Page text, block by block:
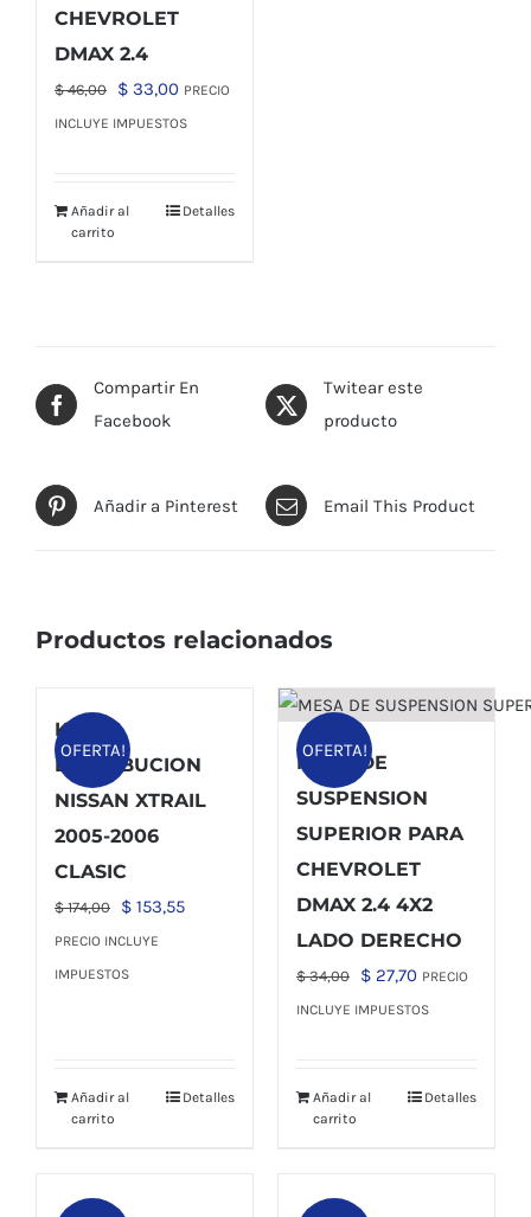
CHEVROLET
DMAX 2.4
$46,00
El
precio
$ 46,00.
$ 33,00El
precio
$ 33,00.
PRECIO
INCLUYE IMPUESTOS
Añadir al
carrito
Detalles
Compartir En
Facebook
Twitear este
producto
Añadir a Pinterest Email This Product
Productos relacionados
OFERTA!
KIT
DISTRIBUCION
NISSAN XTRAIL
2005-2006
CLASIC
$174,00
El
precio
original
$ 153,55El
PRECIO INCLUYE
IMPUESTOS
Añadir al
carrito
Detalles
OFERTA!
MESA DE
SUSPENSION
SUPERIOR PARA
CHEVROLET
DMAX 2.4 4X2
LADO DERECHO
$34,00
El
precio
$ 34,00.
$ 27,70El
precio
$ 27,70.
PRECIO
INCLUYE IMPUESTOS
Añadir al
carrito
Detalles